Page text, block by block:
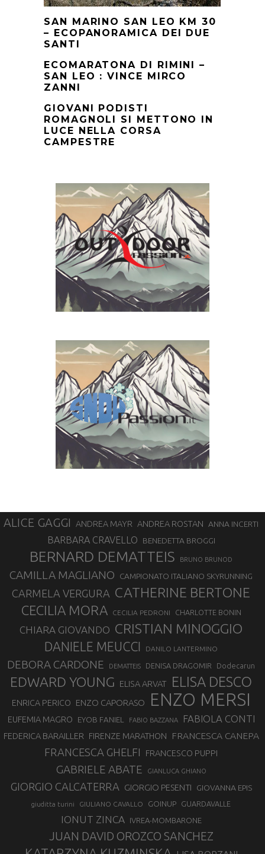
SAN MARINO SAN LEO KM 30
– ECOPANORAMICA DEI DUE
SANTI
ECOMARATONA DI RIMINI –
SAN LEO : VINCE MIRCO
ZANNI
GIOVANI PODISTI
ROMAGNOLI SI METTONO IN
LUCE NELLA CORSA
CAMPESTRE
ALICE GAGGI ANDREA MAYR ANDREA ROSTAN ANNA INCERTI
BARBARA CRAVELLO BENEDETTA BROGGI
BERNARD DEMATTEIS BRUNO BRUNOD
CAMILLA MAGLIANO CAMPIONATO ITALIANO SKYRUNNING
CARMELA VERGURA CATHERINE BERTONE
CECILIA MORA CECILIA PEDRONI CHARLOTTE BONIN
CHIARA GIOVANDO CRISTIAN MINOGGIO
DANIELE MEUCCI DANILO LANTERMINO
DEBORA CARDONE DEMATTEIS DENISA DRAGOMIR Dodecarun
EDWARD YOUNG ELISA ARVAT ELISA DESCO
ENRICA PERICO ENZO CAPORASO ENZO MERSI
EUFEMIA MAGRO EYOB FANIEL FABIO BAZZANA FABIOLA CONTI
FEDERICA BARAILLER FIRENZE MARATHON FRANCESCA CANEPA
FRANCESCA GHELFI FRANCESCO PUPPI
GABRIELE ABATE GIANLUCA GHIANO
GIORGIO CALCATERRA GIORGIO PESENTI GIOVANNA EPIS
giuditta turini GIULIANO CAVALLO GOINUP GUARDAVALLE
IONUT ZINCA IVREA-MOMBARONE
JUAN DAVID OROZCO SANCHEZ